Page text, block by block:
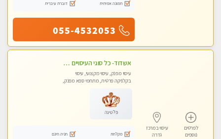
תמונה אמיתית
דוברת עיברית
055-4532053
לפרטים
נוספים
עיסוי במרכז
גדרה
אשדוד- כל סוגי העיסויים מעסה מקצועית ואיכותית פרטי!!!
עיסוי מפנק, עיסוי מקצועי, עיסוי
בקלניקה פרטית, מתחמי ספא מפנק,
פלטינה
מקלחת
חניה חינם